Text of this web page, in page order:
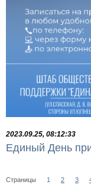
2023.09.25, 08:12:33
Единый День
Страницы 1 2 3